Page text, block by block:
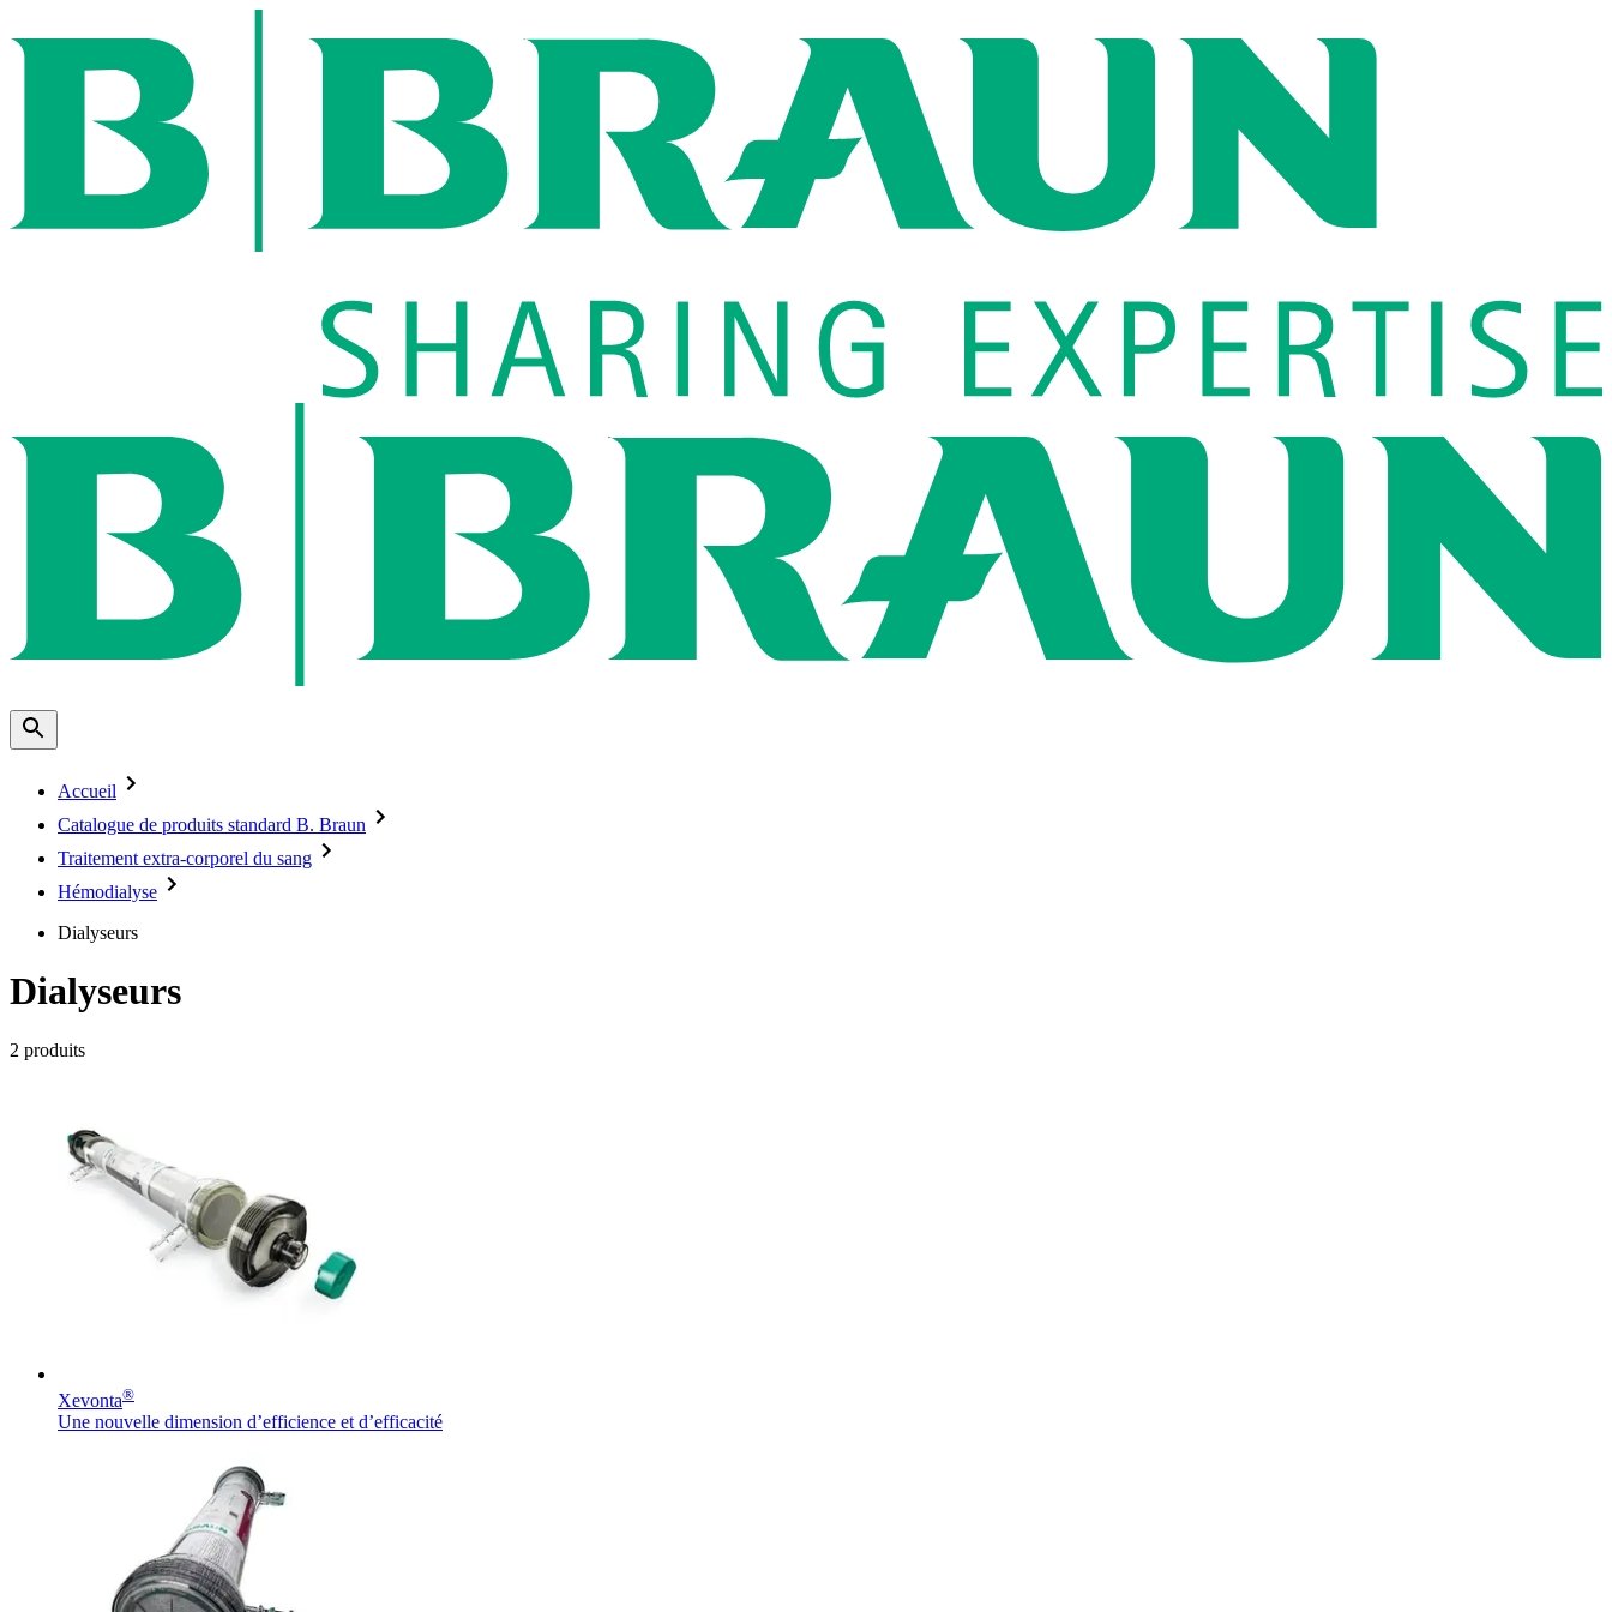
Accueil
Catalogue de produits standard B. Braun
Traitement extra-corporel du sang
Hémodialyse
Dialyseurs
Dialyseurs
2 produits
Xevonta®
Une nouvelle dimension d’efficience et d’efficacité